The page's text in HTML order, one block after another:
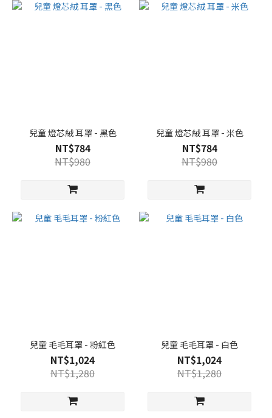
兒童 燈芯絨 耳罩 - 黑色
NT$784
NT$980
兒童 燈芯絨 耳罩 - 米色
NT$784
NT$980
兒童 毛毛耳罩 - 粉紅色
NT$1,024
NT$1,280
兒童 毛毛耳罩 - 白色
NT$1,024
NT$1,280